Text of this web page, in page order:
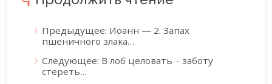
Предыдущее: Иоанн — 2. Запах
пшеничного злака…
Следующее: В лоб целовать – заботу
стереть…